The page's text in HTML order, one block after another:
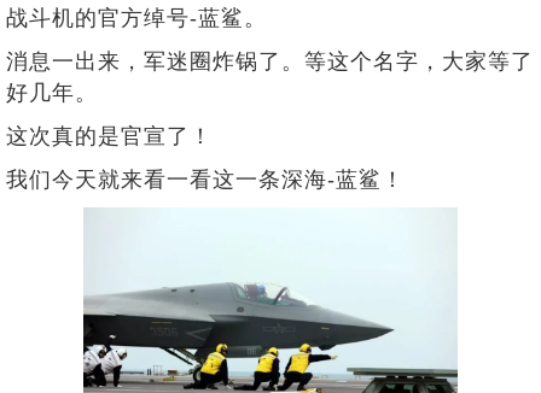
战斗机的官方绰号-蓝鲨。
消息一出来，军迷圈炸锅了。等这个名字，大家等了
好几年。
这次真的是官宣了！
我们今天就来看一看这一条深海-蓝鲨！